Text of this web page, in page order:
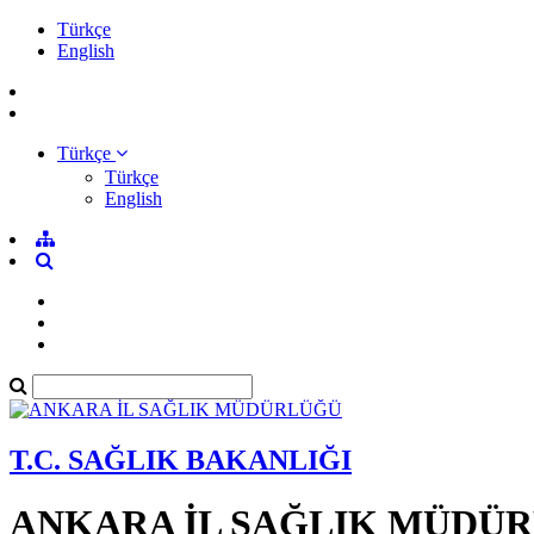
Türkçe
English
Türkçe
Türkçe
English
T.C. SAĞLIK BAKANLIĞI
ANKARA İL SAĞLIK